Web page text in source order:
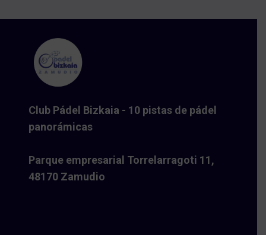
Club Pádel Bizkaia - 10 pistas de pádel
panorámicas
Parque empresarial Torrelarragoti 11,
48170 Zamudio